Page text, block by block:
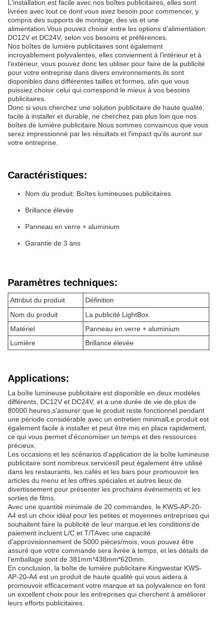
L'installation est facile avec nos boîtes publicitaires, elles sont
livrées avec tout ce dont vous avez besoin pour commencer, y
compris des supports de montage, des vis et une
alimentation.Vous pouvez choisir entre les options d'alimentation
DC12V et DC24V, selon vos besoins et préférences.
Nos boîtes de lumière publicitaires sont également
incroyablement polyvalentes, elles conviennent à l'intérieur et à
l'extérieur, vous pouvez donc les utiliser pour faire de la publicité
pour votre entreprise dans divers environnements.ils sont
disponibles dans différentes tailles et formes, afin que vous
puissiez choisir celui qui correspond le mieux à vos besoins
publicitaires.
Donc si vous cherchez une solution publicitaire de haute qualité,
facile à installer et durable, ne cherchez pas plus loin que nos
boîtes de lumière publicitaire.Nous sommes convaincus que vous
serez impressionné par les résultats et l'impact qu'ils auront sur
votre entreprise.
Caractéristiques:
Nom du produit: Boîtes lumineuses publicitaires
Brillance élevée
Panneau en verre + aluminium
Garantie de 3 ans
Paramètres techniques:
Attribut du produit
Définition
Nom du produit
La publicité LightBox
Matériel
Panneau en verre + aluminium
Lumière
Brillance élevée
Applications:
La boîte lumineuse publicitaire est disponible en deux modèles
différents, DC12V et DC24V, et a une durée de vie de plus de
80000 heures,s'assurer que le produit reste fonctionnel pendant
une période considérable avec un entretien minimalLe produit est
également facile à installer et peut être mis en place rapidement,
ce qui vous permet d'économiser un temps et des ressources
précieux.
Les occasions et les scénarios d'application de la boîte lumineuse
publicitaire sont nombreux.servicesIl peut également être utilisé
dans les restaurants, les cafés et les bars pour promouvoir les
articles du menu et les offres spéciales.et autres lieux de
divertissement pour présenter les prochains événements et les
sorties de films.
Avec une quantité minimale de 20 commandes, le KWS-AP-20-
A4 est un choix idéal pour les petites et moyennes entreprises qui
souhaitent faire la publicité de leur marque.et les conditions de
paiement incluent L/C et T/TAvec une capacité
d'approvisionnement de 5000 pièces/mois, vous pouvez être
assuré que votre commande sera livrée à temps, et les détails de
l'emballage sont de 381mm*438mm*620mm.
En conclusion, la boîte de lumière publicitaire Kingwestar KWS-
AP-20-A4 est un produit de haute qualité qui vous aidera à
promouvoir efficacement votre marque.et sa polyvalence en font
un excellent choix pour les entreprises qui cherchent à améliorer
leurs efforts publicitaires.